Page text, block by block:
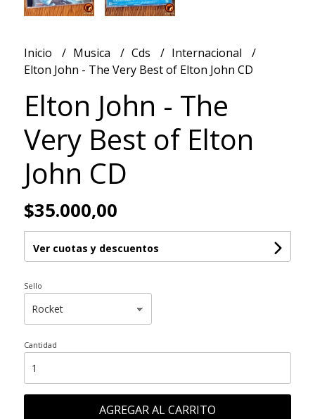
Inicio Musica Cds
Internacional
Elton John - The Very Best of Elton John CD
Elton John - The
Very Best of Elton
John CD
$35.000,00
Ver cuotas y descuentos
Sello
Cantidad
AGREGAR AL CARRITO